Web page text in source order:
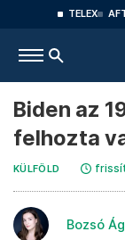
TELEX
Biden az
felhozta
KÜLFÖLD
Bozsó